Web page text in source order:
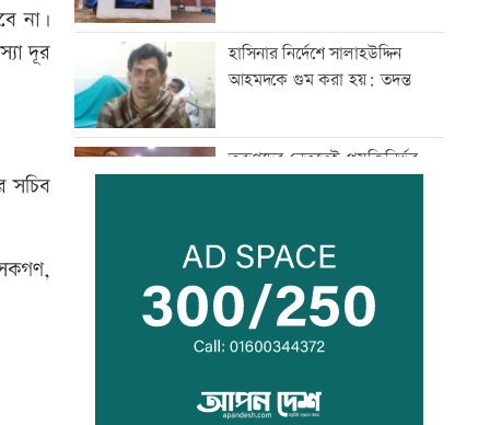
না।
দূর
সচিব
হাসিনার নির্দেশে সালাহউদ্দিন
আহমদকে গুম করা হয়: তদন্ত
তরুণদের নেতৃত্বেই প্রযুক্তিনির্ভর
লক্ষ্মীপুর জেলা প্রশাসনের ১৪
কর্মকর্তা-কর্মচারীর বিদায়ী সংবর্ধনা
ইরান